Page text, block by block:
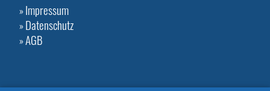
» Impressum
» Datenschutz
»AGB